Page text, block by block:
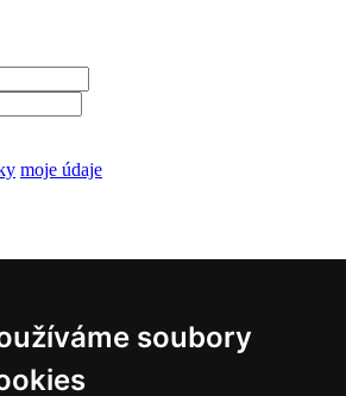
soubory
moje údaje
s kopií 1+1
pokladna / terminál